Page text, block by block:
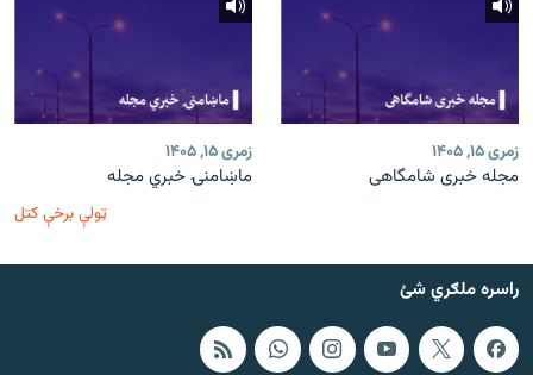
زمری ۱۵, ۱۴۰۵
مجله خبری شامگاهی
زمری ۱۵, ۱۴۰۵
ماښامنۍ خبري مجله
ټولې برخې کتل
راسره ملګري شئ